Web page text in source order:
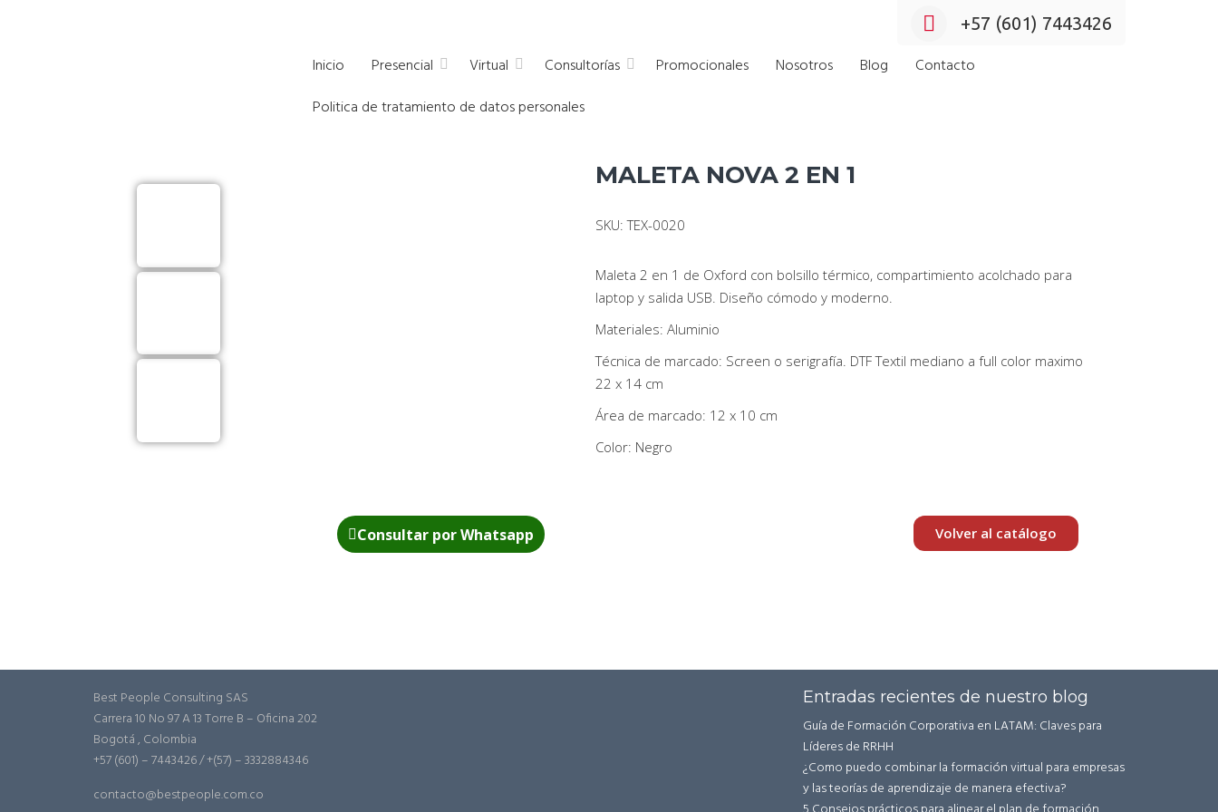
+57 (601) 7443426
Inicio Presencial Virtual Consultorías Promocionales Nosotros Blog
Contacto
Politica de tratamiento de datos personales
MALETA NOVA 2 EN 1
SKU: TEX-0020
Maleta 2 en 1 de Oxford con bolsillo térmico, compartimiento acolchado para
laptop y salida USB. Diseño cómodo y moderno.
Materiales: Aluminio
Técnica de marcado: Screen o serigrafía. DTF Textil mediano a full color maximo
22 x 14 cm
Área de marcado: 12 x 10 cm
Color: Negro
Consultar por Whatsapp Volver al catálogo
Best People Consulting SAS
Carrera 10 No 97 A 13 Torre B – Oficina 202
Bogotá , Colombia
+57 (601) – 7443426 / +(57) – 3332884346
contacto@bestpeople.com.co
Entradas recientes de nuestro blog
Guía de Formación Corporativa en LATAM: Claves para
Líderes de RRHH
¿Como puedo combinar la formación virtual para empresas
y las teorías de aprendizaje de manera efectiva?